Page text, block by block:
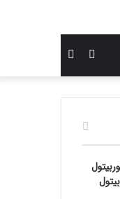
برای
سایدبار